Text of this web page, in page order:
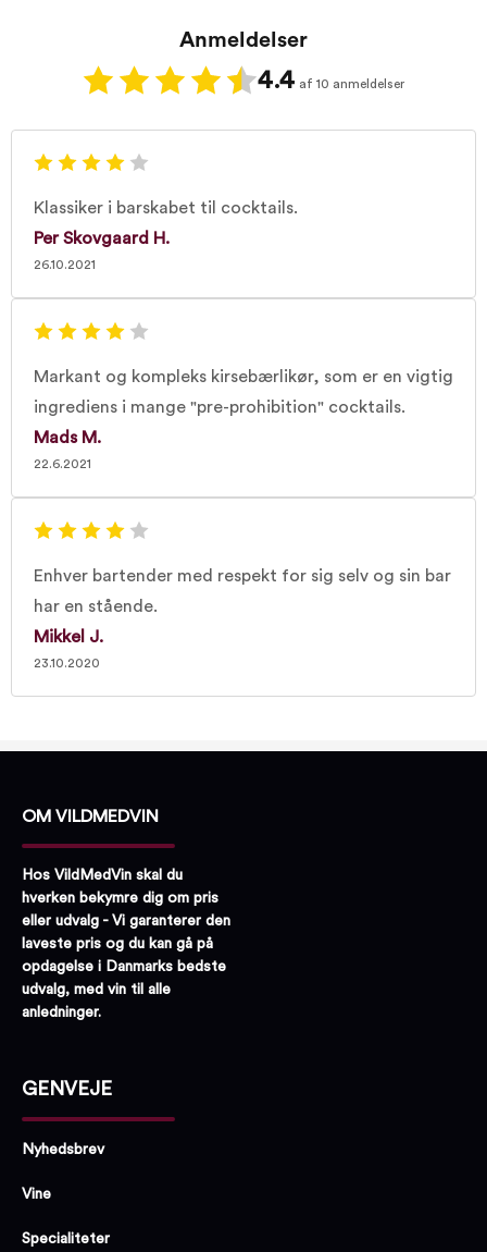
Anmeldelser
4.4 af 10 anmeldelser
Klassiker i barskabet til cocktails.
Per Skovgaard H.
26.10.2021
Markant og kompleks kirsebærlikør, som er en vigtig
ingrediens i mange "pre-prohibition" cocktails.
Mads M.
22.6.2021
Enhver bartender med respekt for sig selv og sin bar
har en stående.
Mikkel J.
23.10.2020
OM VILDMEDVIN
Hos VildMedVin skal du
hverken bekymre dig om pris
eller udvalg - Vi garanterer den
laveste pris og du kan gå på
opdagelse i Danmarks bedste
udvalg, med vin til alle
anledninger.
GENVEJE
Nyhedsbrev
Vine
Specialiteter